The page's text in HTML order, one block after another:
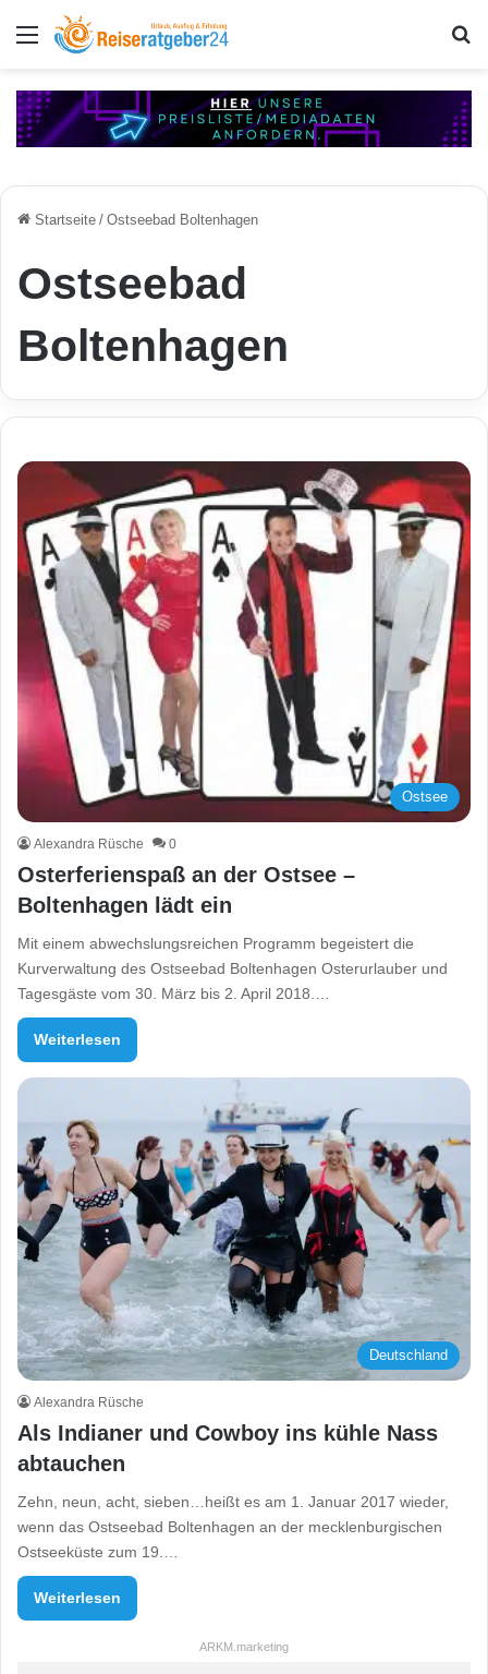
Menü
Startseite / Ostseebad Boltenhagen
Ostseebad
Boltenhagen
Ostsee
Alexandra Rüsche 0
Osterferienspaß an der Ostsee –
Boltenhagen lädt ein
Mit einem abwechslungsreichen Programm begeistert die
Kurverwaltung des Ostseebad Boltenhagen Osterurlauber und
Tagesgäste vom 30. März bis 2. April 2018.…
Weiterlesen
Deutschland
Alexandra Rüsche
Als Indianer und Cowboy ins kühle Nass
abtauchen
Zehn, neun, acht, sieben…heißt es am 1. Januar 2017 wieder,
wenn das Ostseebad Boltenhagen an der mecklenburgischen
Ostseeküste zum 19.…
Weiterlesen
ARKM.marketing